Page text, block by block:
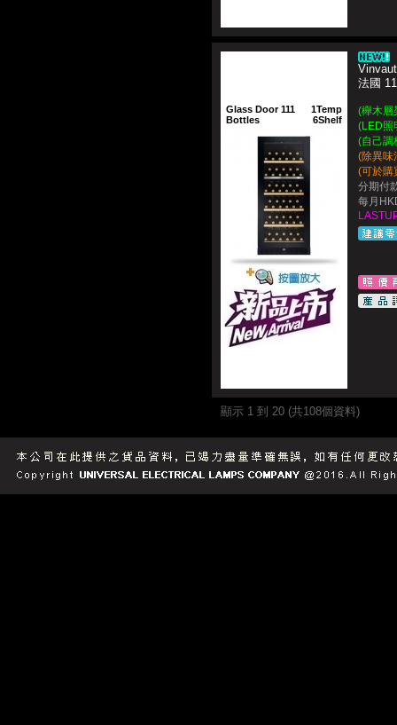
Glass Door 111
Bottles
1Temp
6Shelf
法國
(櫸木層
(LED照
(自己調
(除異味
(可於購
分期付
每月
顯示 1 到 20 (共108個資料)